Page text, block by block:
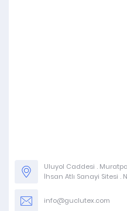
Uluyol Caddesi .
İhsan Atlı Sanayi Sitesi .
info@guclutex.com